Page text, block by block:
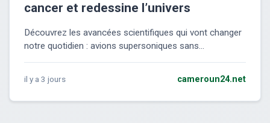
cancer et redessine l’univers
Découvrez les avancées scientifiques qui vont changer
notre quotidien : avions supersoniques sans...
il y a 3 jours cameroun24.net